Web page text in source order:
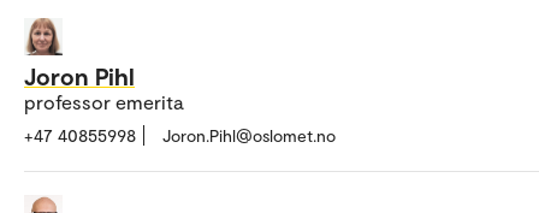
Joron Pihl
professor emerita
+47 40855998 Joron.Pihl@oslomet.no